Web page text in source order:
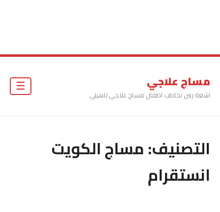
مساج علاجي
اشعة رنين تخاطب اطفال مساج علاجي تاهيلي
التصنيف:مساج الكويت
انستقرام